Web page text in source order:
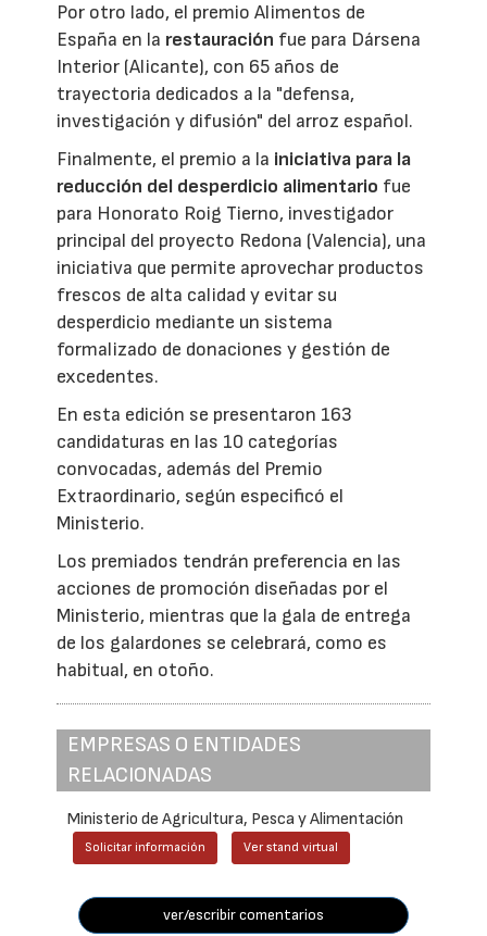
Por otro lado, el premio Alimentos de
España en la restauración fue para Dársena
Interior (Alicante), con 65 años de
trayectoria dedicados a la "defensa,
investigación y difusión" del arroz español.
Finalmente, el premio a la iniciativa para la
reducción del desperdicio alimentario fue
para Honorato Roig Tierno, investigador
principal del proyecto Redona (Valencia), una
iniciativa que permite aprovechar productos
frescos de alta calidad y evitar su
desperdicio mediante un sistema
formalizado de donaciones y gestión de
excedentes.
En esta edición se presentaron 163
candidaturas en las 10 categorías
convocadas, además del Premio
Extraordinario, según especificó el
Ministerio.
Los premiados tendrán preferencia en las
acciones de promoción diseñadas por el
Ministerio, mientras que la gala de entrega
de los galardones se celebrará, como es
habitual, en otoño.
EMPRESAS O ENTIDADES
RELACIONADAS
Ministerio de Agricultura, Pesca y Alimentación
Solicitar información Ver stand virtual
ver/escribir comentarios